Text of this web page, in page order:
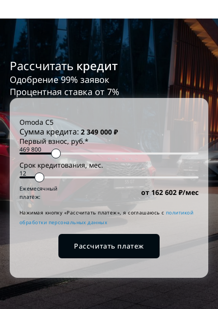
Рассчитать кредит
Одобрение 99% заявок
Процентная ставка от 7%
Omoda C5
Сумма кредита: 2 349 000 ₽
Первый взнос, руб.*
Срок кредитования, мес.
Ежемесячный
платёж:
от162 602 ₽/мес
Нажимая кнопку «Рассчитать платеж», я соглашаюсь c политикой
обработки персональных данных
Рассчитать платеж